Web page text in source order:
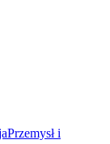
Przemysł i